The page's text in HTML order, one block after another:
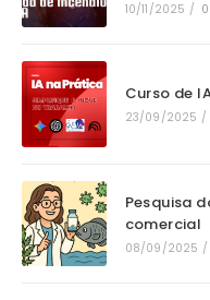
10/11/2025 /
Curso de
23/09/2025 /
Pesquisa
comercial
08/09/2025 /